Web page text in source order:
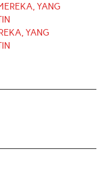
YANG
YANG